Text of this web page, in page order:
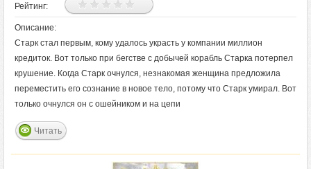
Рейтинг:
Описание:
Старк стал первым, кому удалось украсть у компании миллион
кредиток. Вот только при бегстве с добычей корабль Старка потерпел
крушение. Когда Старк очнулся, незнакомая женщина предложила
переместить его сознание в новое тело, потому что Старк умирал. Вот
только очнулся он с ошейником и на цепи
Читать